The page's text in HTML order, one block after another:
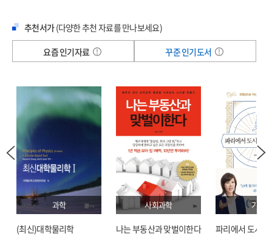
추천서가(다양한 추천 자료를 만나보세요)
요즘 인기자료
꾸준 인기도서
과학
(최신)대학물리학
사회과학
나는 부동산과 맞벌이한다
기술
파리에서 도시락